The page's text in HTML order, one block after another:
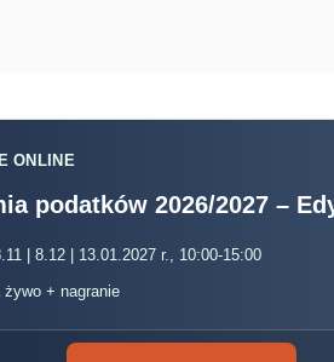
ONLINE
podatków 2026/2027 –
| 8.12 | 13.01.2027 r., 10:00-15:00
żywo + nagranie